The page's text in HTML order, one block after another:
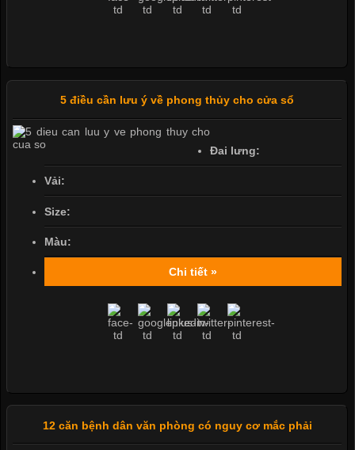
5 điều cần lưu ý về phong thủy cho cửa sổ
Đai lưng:
Vải:
Size:
Màu:
Chi tiết »
12 căn bệnh dân văn phòng có nguy cơ mắc phải